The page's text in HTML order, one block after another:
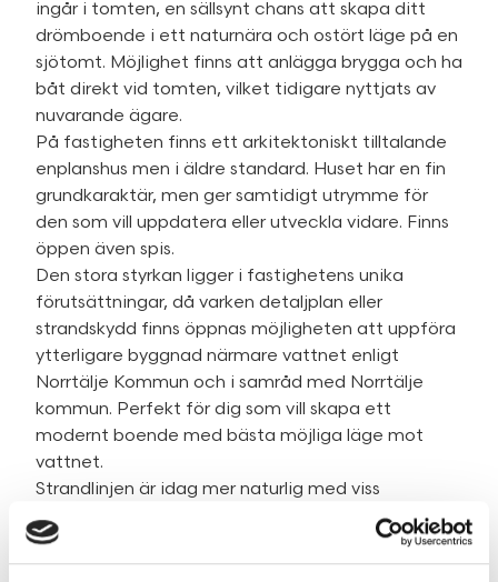
ingår i tomten, en sällsynt chans att skapa ditt
drömboende i ett naturnära och ostört läge på en
sjötomt. Möjlighet finns att anlägga brygga och ha
båt direkt vid tomten, vilket tidigare nyttjats av
nuvarande ägare.
På fastigheten finns ett arkitektoniskt tilltalande
enplanshus men i äldre standard. Huset har en fin
grundkaraktär, men ger samtidigt utrymme för
den som vill uppdatera eller utveckla vidare. Finns
öppen även spis.
Den stora styrkan ligger i fastighetens unika
förutsättningar, då varken detaljplan eller
strandskydd finns öppnas möjligheten att uppföra
ytterligare byggnad närmare vattnet enligt
Norrtälje Kommun och i samråd med Norrtälje
kommun. Perfekt för dig som vill skapa ett
modernt boende med bästa möjliga läge mot
vattnet.
Strandlinjen är idag mer naturlig med viss
vegetation, men erbjuder goda möjligheter att
iordningställa exempelvis brygga,
gästhus/huvudhus och badplats efter egna